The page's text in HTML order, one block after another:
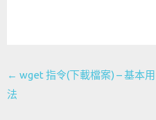
Post
navigation
← wget 指令(下載檔案) – 基本用
法